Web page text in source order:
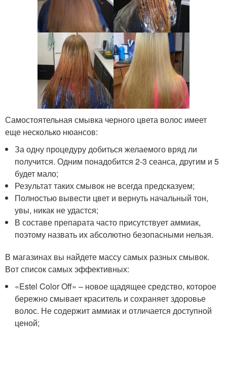
Самостоятельная смывка черного цвета волос имеет
еще несколько нюансов:
За одну процедуру добиться желаемого вряд ли
получится. Одним понадобится 2-3 сеанса, другим и 5
будет мало;
Результат таких смывок не всегда предсказуем;
Полностью вывести цвет и вернуть начальный тон,
увы, никак не удастся;
В составе препарата часто присутствует аммиак,
поэтому назвать их абсолютно безопасными нельзя.
В магазинах вы найдете массу самых разных смывок.
Вот список самых эффективных:
«Estel Color Off» – новое щадящее средство, которое
бережно смывает краситель и сохраняет здоровье
волос. Не содержит аммиак и отличается доступной
ценой;